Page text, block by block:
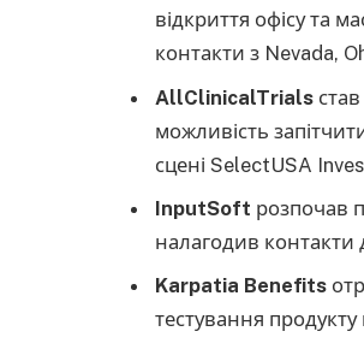
відкриття офісу та
контакти з Nevada,
AllClinicalTrials
можливість
сцені SelectUSA
InputSoft розпочав
налагодив
Karpatia Benefits
тестування